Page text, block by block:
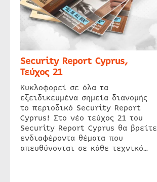
Security Report Cyprus,
Τεύχος 21
Κυκλοφορεί σε όλα τα
εξειδικευμένα σημεία διανομής
το περιοδικό Security Report
Cyprus! Στο νέο τεύχος 21 του
Security Report Cyprus θα βρείτε
ενδιαφέροντα θέματα που
απευθύνονται σε κάθε τεχνικό…